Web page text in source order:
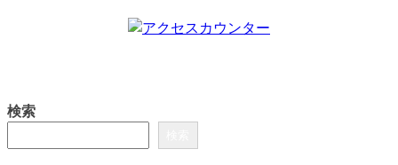
検索